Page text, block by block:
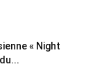
« Night